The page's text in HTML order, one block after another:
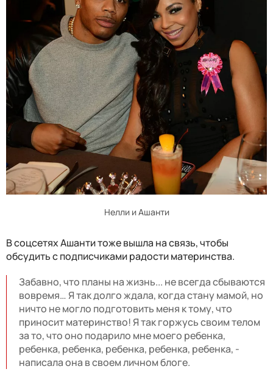
Нелли и Ашанти
В соцсетях Ашанти тоже вышла на связь, чтобы
обсудить с подписчиками радости материнства.
Забавно, что планы на жизнь... не всегда сбываются
вовремя… Я так долго ждала, когда стану мамой, но
ничто не могло подготовить меня к тому, что
приносит материнство! Я так горжусь своим телом
за то, что оно подарило мне моего ребенка,
ребенка, ребенка, ребенка, ребенка, ребенка, -
написала она в своем личном блоге.